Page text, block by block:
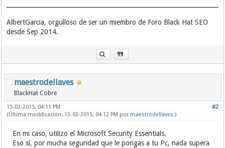
AlbertGarcia, orgulloso de ser un miembro de Foro Black Hat SEO
desde Sep 2014.
maestrodellaves
BlackHat Cobre
#2
13-02-2015, 04:11 PM
(Última modificación: 13-02-2015, 04:12 PM por maestrodellaves.)
En mi caso, utilizo el Microsoft Security Essentials.
Eso sí, por mucha seguridad que le pongas a tu Pc, nada supera